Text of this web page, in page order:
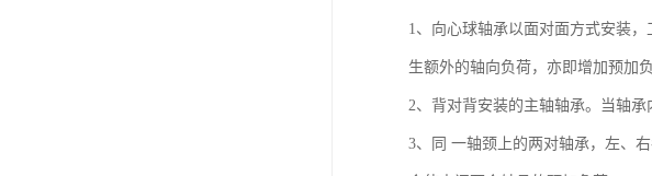
1、向心球轴承以面对面方式安装
生额外的轴向负荷，亦即增加预加负
2、背对背安装的主轴轴承。当轴承
3、同 一轴颈上的两对轴承，左、